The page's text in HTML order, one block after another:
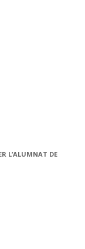
L’ALUMNAT DE